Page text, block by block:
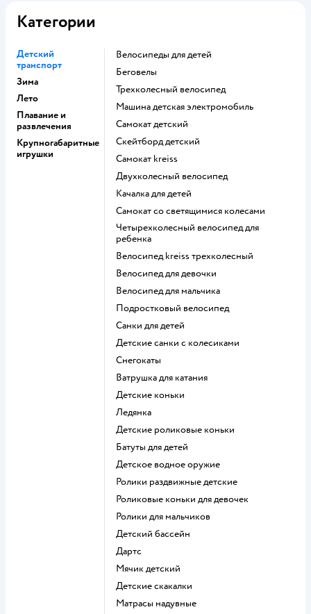
Категории
Детский
транспорт
Зима
Лето
Плавание и
развлечения
Крупногабаритные
игрушки
Велосипеды для детей
Беговелы
Трехколесный велосипед
Машина детская электромобиль
Самокат детский
Скейтборд детский
Самокат kreiss
Двухколесный велосипед
Качалка для детей
Самокат со светящимися колесами
Четырехколесный велосипед для
ребенка
Велосипед kreiss трехколесный
Велосипед для девочки
Велосипед для мальчика
Подростковый велосипед
Санки для детей
Детские санки с колесиками
Снегокаты
Ватрушка для катания
Детские коньки
Ледянка
Детские роликовые коньки
Батуты для детей
Детское водное оружие
Ролики раздвижные детские
Роликовые коньки для девочек
Ролики для мальчиков
Детский бассейн
Дартс
Мячик детский
Детские скакалки
Матрасы надувные